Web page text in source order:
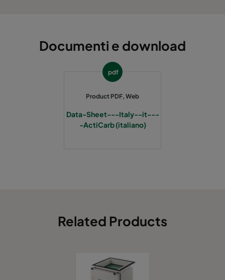
Documenti e download
pdf
Product PDF, Web
Data-Sheet---Italy--it---
-ActiCarb (italiano)
Related Products